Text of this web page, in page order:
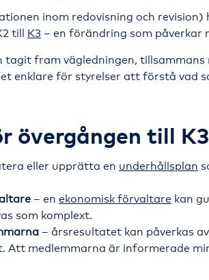
inom redovisning och revision)
till K3 – en förändring som påverkar
tagit fram vägledningen, tillsammans
enklare för styrelser att förstå vad
övergången till K3
eller upprätta en underhållsplan
– enekonomisk förvaltare kan
som komplext.
– årsresultatet kan påverkas
Att medlemmarna är informerade